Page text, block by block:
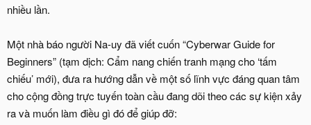
nhiều lần.
Một nhà báo người Na-uy đã viết cuốn “Cyberwar Guide for
Beginners” (tạm dịch: Cẩm nang chiến tranh mạng cho ‘tấm
chiếu’ mới), đưa ra hướng dẫn về một số lĩnh vực đáng quan tâm
cho cộng đồng trực tuyến toàn cầu đang dõi theo các sự kiện xảy
ra và muốn làm điều gì đó để giúp đỡ: